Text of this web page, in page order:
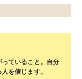
ていること。自分
を信じます。